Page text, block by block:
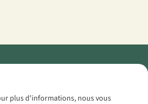
plus d'informations, nous vous